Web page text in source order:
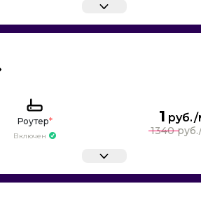
Роутер*
Включен
1
1340